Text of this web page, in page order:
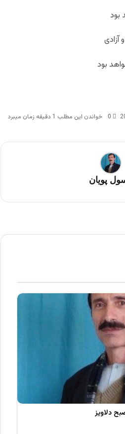
بود
آزادی
بود
0 خواندن این مطلب 1 دقیقه زمان میبرد
پویان